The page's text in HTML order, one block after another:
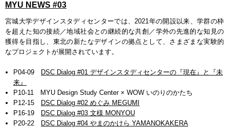
MYU NEWS #03
宮城大学デザインスタディセンターでは、2021年の開設以来、学群の枠
を超えた知の接続／地域社会との継続的な共創／学外の先進的な知見の
獲得を目指し、東北の新たなデザインの拠点として、さまざまな実験的
なプロジェクトが展開されています。
P04-09
DSC Dialog #01 デザインスタディセンターの『現在』と『未
来』
P10-11 MYU Design Study Center × WOW いのりのかたち
P12-15
DSC Dialog #02 めぐみ MEGUMI
P16-19
DSC Dialog #03 文様 MONYOU
P20-22
DSC Dialog #04 やまのかけら YAMANOKAKERA